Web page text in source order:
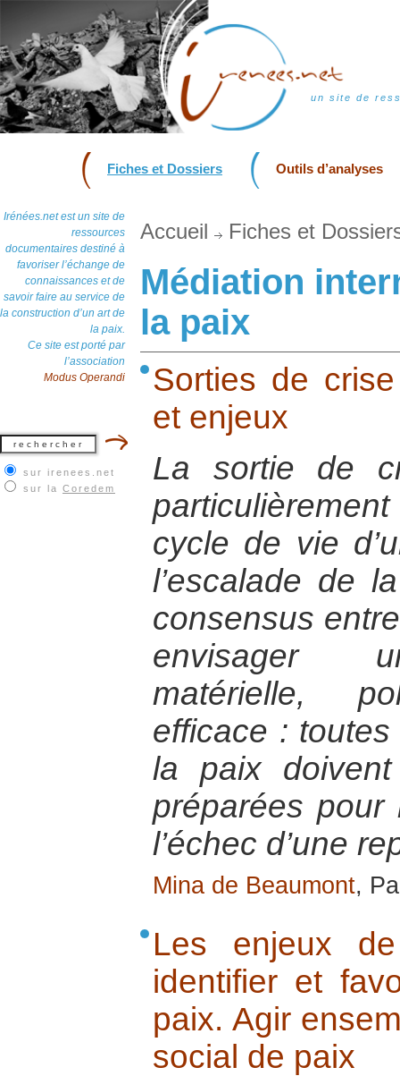
un site de
Fiches et Dossiers Outils d’analyses
Irénées.net est un site de
ressources
documentaires destiné à
favoriser l’échange de
connaissances et de
savoir faire au service de
la construction d’un art de
la paix.
Ce site est porté par
l’association
Modus Operandi
sur irenees.net
sur la Coredem
Accueil Fiches et
Médiation
la paix
Sorties de
et enjeux
La sortie de
cycle de vie
l’escalade de
consensus
envisager
matérielle,
efficace :
la paix doivent
préparées
l’échec d’une
Mina de Beaumont,
Les enjeux
identifier et
paix. Agir
social de paix